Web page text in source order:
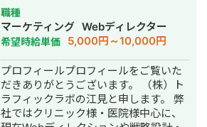
量のページを作成するようないわゆる
データベース型のサイトの構築も得意
です。 競合が対応しきれないような細
かいキーワードまで対策して、お問合
せにつなげる戦略でお客様の売上に貢
献します。 少し珍しいキャリアの特徴
として、Fリーグ（フットサル日本トッ
プリーグ）のエスポラーダ北海道、バ
用代行・記事作成代行・ライティン
グ・翻訳・ホームページ制作・作成・
バナー制作・デザイン・ロゴデザイ
ン・作成・イラスト制作・リスティン
グ広告運用代行
職種
マーケティング Webディレクター
希望時給単価 5,000円～10,000円
プロフィールプロフィールをご覧いた
だきありがとうございます。 （株）ト
ラフィックラボの江見と申します。 弊
社ではクリニック様・医院様中心に、